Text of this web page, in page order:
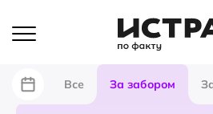
Все За забором